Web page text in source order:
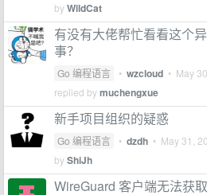
byWildCat
有没有大佬帮忙看看这个
事？
Go 编程语言 • wzcloud • May
replied bymuchengxue
新手项目组织的疑惑
Go 编程语言 • dzdh • May 31,
byShiJh
WireGuard 客户端无法获